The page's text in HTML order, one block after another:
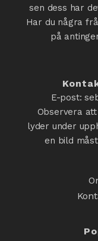
sen dess har
Har du några
på
E-post:
Observera
lyder under
en bild